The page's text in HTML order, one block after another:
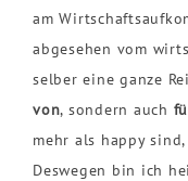
am
abgesehen vom
selber eine ganze
von, sondern auch
mehr als happy
Deswegen bin ich